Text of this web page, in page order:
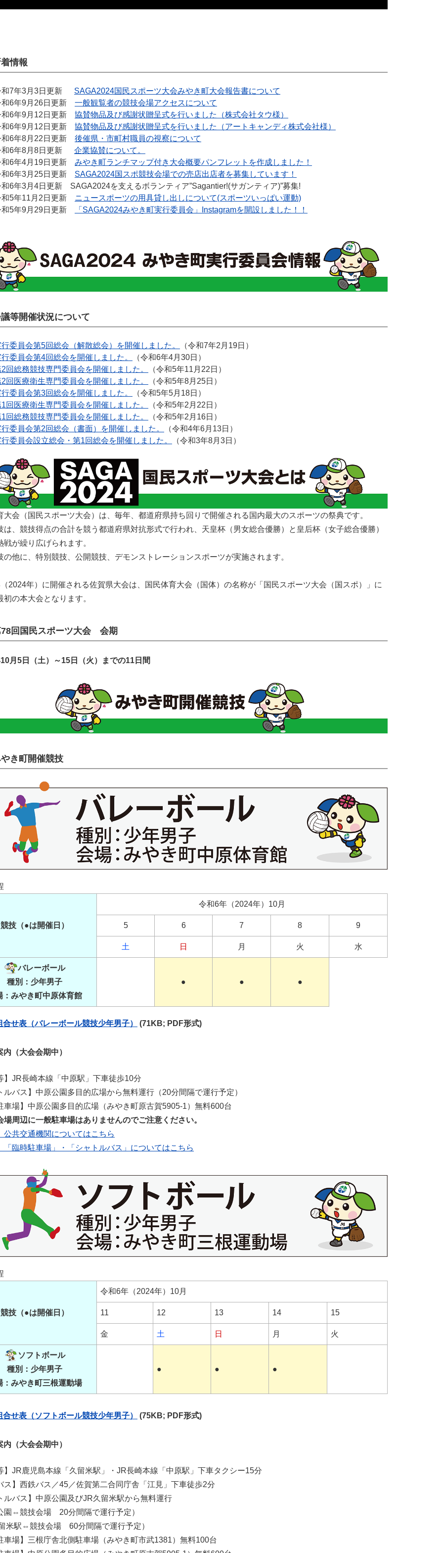
情報
和7年3月3日更新 SAGA2024国民スポーツ大会みやき町大会報告書について
和6年9月26日更新 一般観覧者の競技会場アクセスについて
和6年9月12日更新 協賛物品及び感謝状贈呈式を行いました（株式会社タウ様）
和6年9月12日更新 協賛物品及び感謝状贈呈式を行いました（アートキャンディ株式会社様）
和6年8月22日更新 後催県・市町村職員の視察について
和6年8月8日更新 企業協賛について。
和6年4月19日更新 みやき町ランチマップ付き大会概要パンフレットを作成しました！
和6年3月25日更新 SAGA2024国スポ競技会場での売店出店者を募集しています！
和6年3月4日更新 SAGA2024を支えるボランティア”Sagantier!(サガンティア)”募集!
和5年11月2日更新 ニュースポーツの用具貸し出しについて(スポーツいっぱい運動)
和5年9月29日更新
「SAGA2024みやき町実行委員会」Instagramを開設しました！！
等開催状況について
委員会第5回総会（解散総会）を開催しました。
（令和7年2月19日）
委員会第4回総会を開催しました。
（令和6年4月30日）
回総務競技専門委員会を開催しました。
（令和5年11月22日）
回医療衛生専門委員会を開催しました。
（令和5年8月25日）
委員会第3回総会を開催しました。
（令和5年5月18日）
回医療衛生専門委員会を開催しました。
（令和5年2月22日）
回総務競技専門委員会を開催しました。
（令和5年2月16日）
委員会第2回総会（書面）を開催しました。
（令和4年6月13日）
委員会設立総会・第1回総会を開催しました。
（令和3年8月3日）
大会（国民スポーツ大会）は、毎年、都道府県持ち回りで開催される国内最大のスポーツの祭典です。
は、競技得点の合計を競う都道府県対抗形式で行われ、天皇杯（男女総合優勝）と皇后杯（女子総合優勝）
戦が繰り広げられます。
の他に、特別競技、公開競技、デモンストレーションスポーツが実施されます。
2024年）に開催される佐賀県大会は、国民体育大会（国体）の名称が「国民スポーツ大会（国スポ）」に
初の本大会となります。
回国民スポーツ大会 会期
月5日（土）～15日（火）までの11日間
き町開催競技
競技（●は開催日）
令和6年（2024年）10月
5 6 7 8 9
土 日 月 火 水
バレーボール
種別：少年男子
：みやき町中原体育館
● ● ●
合せ表（バレーボール競技少年男子） (71KB; PDF形式)
内（大会会期中）
】JR長崎本線「中原駅」下車徒歩10分
ルバス】中原公園多目的広場から無料運行（20分間隔で運行予定）
車場】中原公園多目的広場（みやき町原古賀5905-1）無料600台
周辺に一般駐車場はありませんのでご注意ください。
共交通機関についてはこちら
臨時駐車場」・「シャトルバス」についてはこちら
競技（●は開催日）
令和6年（2024年）10月
11 12 13 14 15
金 土 日 月 火
ソフトボール
種別：少年男子
：みやき町三根運動場
● ● ●
合せ表（ソフトボール競技少年男子） (75KB; PDF形式)
内（大会会期中）
】JR鹿児島本線「久留米駅」・JR長崎本線「中原駅」下車タクシー15分
ス】西鉄バス／45／佐賀第二合同庁舎「江見」下車徒歩2分
ルバス】中原公園及びJR久留米駅から無料運行
園⇔競技会場 20分間隔で運行予定）
米駅⇔競技会場 60分間隔で運行予定）
車場】三根庁舎北側駐車場（みやき町市武1381）無料100台